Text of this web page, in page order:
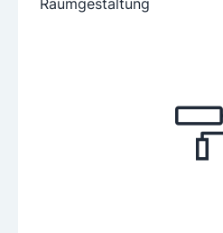
Raumgestaltung